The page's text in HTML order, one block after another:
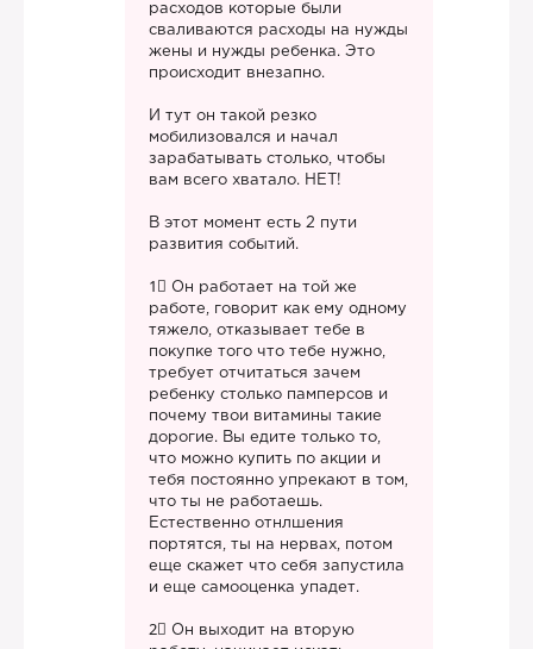
расходов которые были
сваливаются расходы на нужды
жены и нужды ребенка. Это
происходит внезапно.
И тут он такой резко
мобилизовался и начал
зарабатывать столько, чтобы
вам всего хватало. НЕТ!
В этот момент есть 2 пути
развития событий.
1⃣ Он работает на той же
работе, говорит как ему одному
тяжело, отказывает тебе в
покупке того что тебе нужно,
требует отчитаться зачем
ребенку столько памперсов и
почему твои витамины такие
дорогие. Вы едите только то,
что можно купить по акции и
тебя постоянно упрекают в том,
что ты не работаешь.
Естественно отнлшения
портятся, ты на нервах, потом
еще скажет что себя запустила
и еще самооценка упадет.
2⃣ Он выходит на вторую